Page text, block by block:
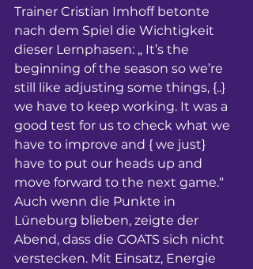
Trainer Cristian Imhoff betonte
nach dem Spiel die Wichtigkeit
dieser Lernphasen: „ It’s the
beginning of the season so we’re
still like adjusting some things, {..}
we have to keep working. It was a
good test for us to check what we
have to improve and { we just}
have to put our heads up and
move forward to the next game.“
Auch wenn die Punkte in
Lüneburg blieben, zeigte der
Abend, dass die GOATS sich nicht
verstecken. Mit Einsatz, Energie